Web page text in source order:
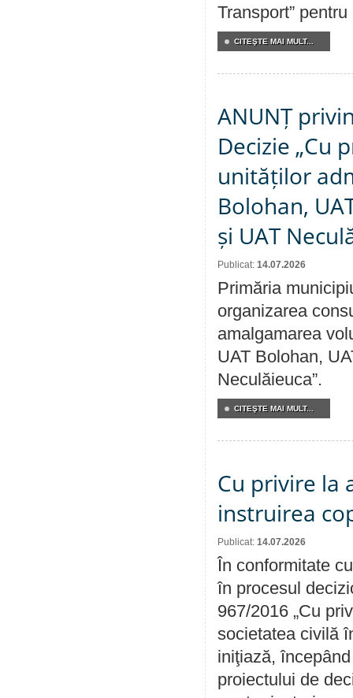
Transport” pentru
CITEŞTE MAI MULT...
ANUNȚ
Decizie „Cu
unităților
Bolohan,
și UAT
Publicat: 14.07.2026
Primăria
organizarea
amalgamarea
UAT Bolohan,
Neculăieuca”.
CITEŞTE MAI MULT...
Cu privire la
instruirea
Publicat: 14.07.2026
În conformitate
în procesul
967/2016 „Cu
societatea civilă
iniţiază,
proiectului de